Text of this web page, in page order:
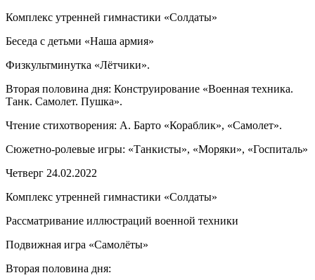
Комплекс утренней гимнастики «Солдаты»
Беседа с детьми «Наша армия»
Физкультминутка «Лётчики».
Вторая половина дня: Конструирование «Военная техника.
Танк. Самолет. Пушка».
Чтение стихотворения: А. Барто «Кораблик», «Самолет».
Сюжетно-ролевые игры: «Танкисты», «Моряки», «Госпиталь»
Четверг 24.02.2022
Комплекс утренней гимнастики «Солдаты»
Рассматривание иллюстраций военной техники
Подвижная игра «Самолёты»
Вторая половина дня: